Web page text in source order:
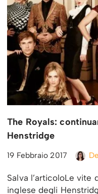
The Royals:
Henstridge
19 Febbraio 2017
Salva l’articoloLe vite
inglese degli